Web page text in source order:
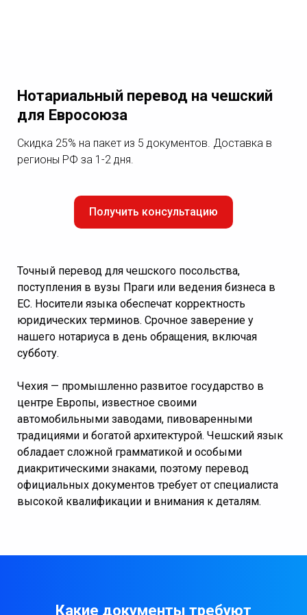
Нотариальный перевод на чешский
для Евросоюза
Скидка 25% на пакет из 5 документов. Доставка в
регионы РФ за 1-2 дня.
Получить консультацию
Точный перевод для чешского посольства,
поступления в вузы Праги или ведения бизнеса в
ЕС. Носители языка обеспечат корректность
юридических терминов. Срочное заверение у
нашего нотариуса в день обращения, включая
субботу.
Чехия — промышленно развитое государство в
центре Европы, известное своими
автомобильными заводами, пивоваренными
традициями и богатой архитектурой. Чешский язык
обладает сложной грамматикой и особыми
диакритическими знаками, поэтому перевод
официальных документов требует от специалиста
высокой квалификации и внимания к деталям.
Какие документы требуют